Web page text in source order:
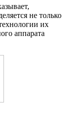
не только
их
аппарата